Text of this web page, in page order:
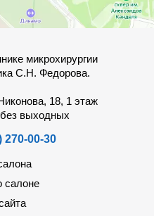
микрохирургии
С.Н. Федорова.
18, 1 этаж
выходных
270-00-30
салоне